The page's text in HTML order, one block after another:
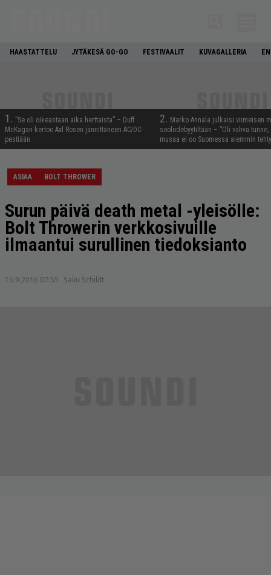
HAASTATTELU JYTÄKESÄ GO-GO FESTIVAALIT KUVAGALLERIA
1. ”Se oli oikeastaan aika herttaista” – Duff
McKagan kertoo Axl Rosen jännittäneen AC/DC-
pestiään
2. Marko Annala julkaisi viimeisen
soolodebyytiltään – ”Oli vahva
musaa ei oo Suomessa aiemmin
ASIAA BOLT THROWER
Surun päivä death metal -yleisölle:
Bolt Throwerin verkkosivuille
ilmaantui surullinen tiedoksianto
15.9.2016 07:55 Saku Schildt